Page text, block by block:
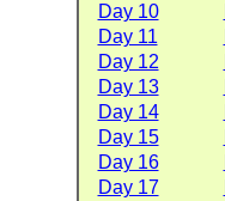
Day 10
Day 11
Day 12
Day 13
Day 14
Day 15
Day 16
Day 17